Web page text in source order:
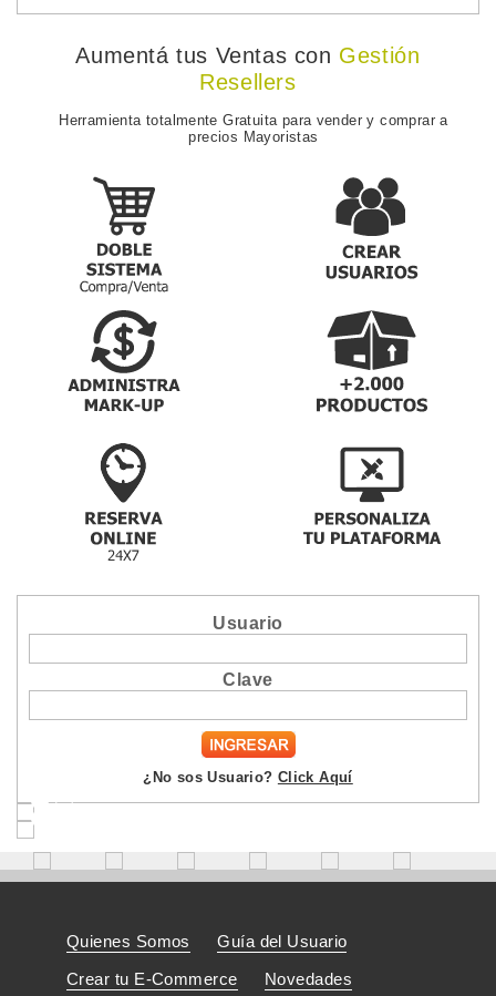
Aumentá tus Ventas con Gestión
Resellers
Herramienta totalmente Gratuita para vender y comprar a
precios Mayoristas
Usuario
Clave
¿No sos Usuario? Click Aquí
••
Quienes Somos
Guía del Usuario
Crear tu E-Commerce
Novedades